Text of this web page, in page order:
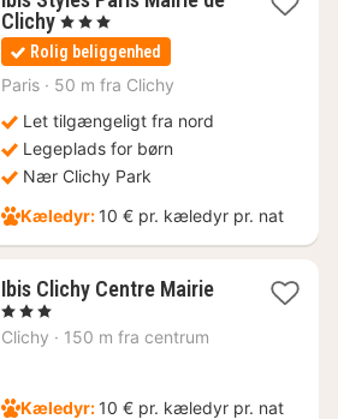
Clichy1
nat
fra
524
, 3 Stjerner
Rolig beliggenhed
Paris · 50 m fra Clichy
Let tilgængeligt fra nord
Legeplads for børn
Nær Clichy Park
Kæledyr: 10 € pr. kæledyr pr. nat
Ibis Clichy Centre Mairie1
, 3 Stjerner
Clichy · 150 m fra centrum
Kæledyr: 10 € pr. kæledyr pr. nat